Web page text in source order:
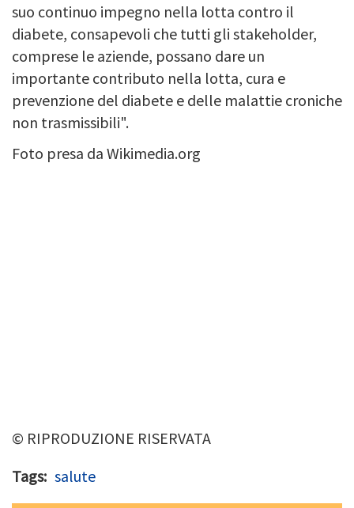
suo continuo impegno nella lotta contro il
diabete, consapevoli che tutti gli stakeholder,
comprese le aziende, possano dare un
importante contributo nella lotta, cura e
prevenzione del diabete e delle malattie croniche
non trasmissibili".
Foto presa da Wikimedia.org
© RIPRODUZIONE RISERVATA
Tags salute